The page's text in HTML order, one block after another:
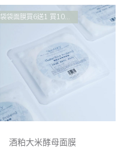
袋袋面膜買6送1 買10送2 買14送4
酒粕大米酵母面膜